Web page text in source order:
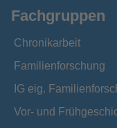
Fachgruppen
Chronikarbeit
Familienforschung
IG eig.
Vor- und